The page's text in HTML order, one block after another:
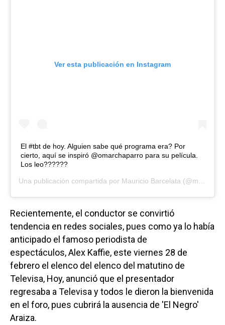
Ver esta publicación en Instagram
El #tbt de hoy. Alguien sabe qué programa era? Por
cierto, aquí se inspiró @omarchaparro para su película.
Los leo??????
Una publicación compartida por Mauricio Barcelata (@mbarcelata) el
Recientemente, el conductor se convirtió
tendencia en redes sociales, pues como ya lo había
anticipado el famoso periodista de
espectáculos, Alex Kaffie, este viernes 28 de
febrero el elenco del elenco del matutino de
Televisa, Hoy, anunció que el presentador
regresaba a Televisa y todos le dieron la bienvenida
en el foro, pues cubrirá la ausencia de 'El Negro'
Araiza.